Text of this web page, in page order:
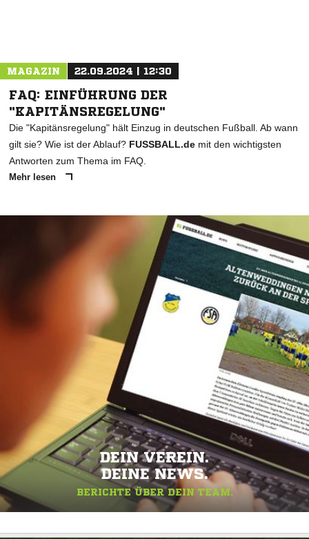
MAGAZIN 22.09.2024 | 12:30
FAQ: EINFÜHRUNG DER
"KAPITÄNSREGELUNG"
Die "Kapitänsregelung" hält Einzug in deutschen Fußball. Ab wann
gilt sie? Wie ist der Ablauf? FUSSBALL.de mit den wichtigsten
Antworten zum Thema im FAQ.
Mehr lesen
DEIN VEREIN.
DEINE NEWS.
BERICHTE ÜBER DEIN TEAM.